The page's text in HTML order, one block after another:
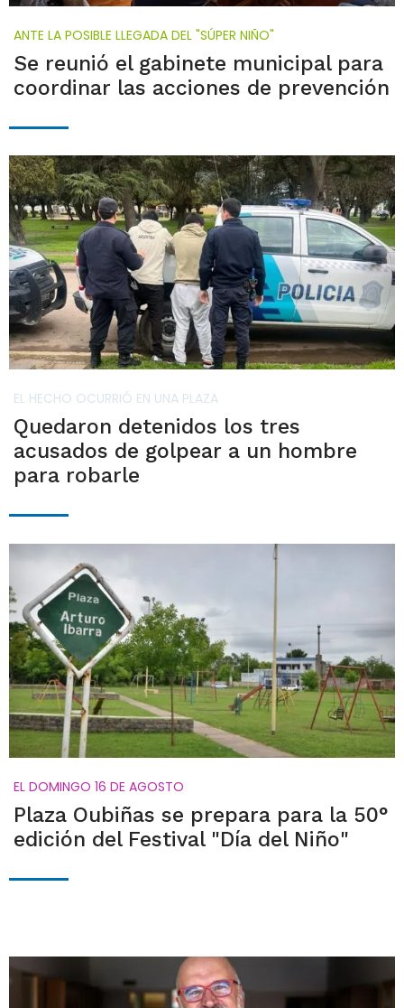
ANTE LA POSIBLE LLEGADA DEL "SÚPER NIÑO"
Se reunió el gabinete municipal para
coordinar las acciones de prevención
EL HECHO OCURRIÓ EN UNA PLAZA
Quedaron detenidos los tres
acusados de golpear a un hombre
para robarle
EL DOMINGO 16 DE AGOSTO
Plaza Oubiñas se prepara para la 50°
edición del Festival "Día del Niño"